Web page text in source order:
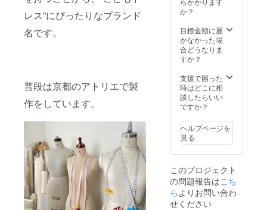
レス”にぴったりなブランド
名です。
普段は京都のアトリエで製
作をしています。
の表
情・細
かい作
少違い
が生じ
ます。
＊材
リエス
テル、
コット
ン ＊生
本
消費税
お礼の
手紙と
共にお
届けい
す。 ＊
材質：
ポリエ
ステル
産：日
本
か？
目標金額に届
かなかった場
合どうなりま
すか？
支援で困った
時はどこに相
談したらいい
ですか？
ヘルプページを
見る
このプロジェクト
の問題報告はこち
ら よりお問い合わ
せください